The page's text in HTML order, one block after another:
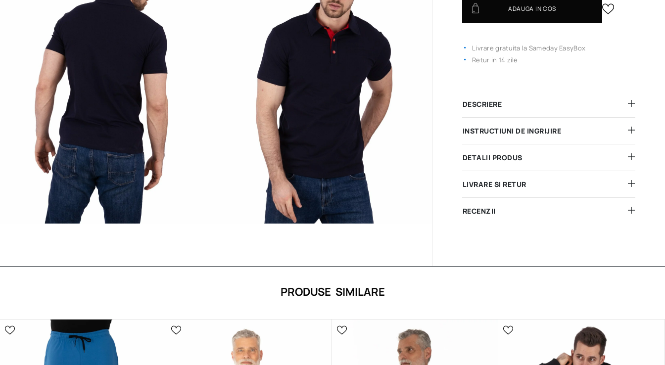
ADAUGA IN COS
Livrare gratuita la Sameday EasyBox
Retur in 14 zile
DESCRIERE
INSTRUCTIUNI DE INGRIJIRE
DETALII PRODUS
LIVRARE SI RETUR
RECENZII
PRODUSE SIMILARE